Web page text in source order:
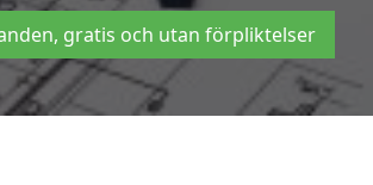
gratis och utan förpliktelser